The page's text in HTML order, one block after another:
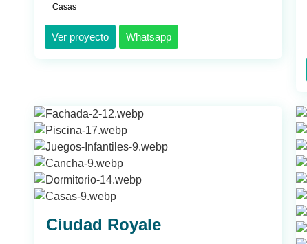
Casas
Ver proyecto Whatsapp
Ciudad Royale